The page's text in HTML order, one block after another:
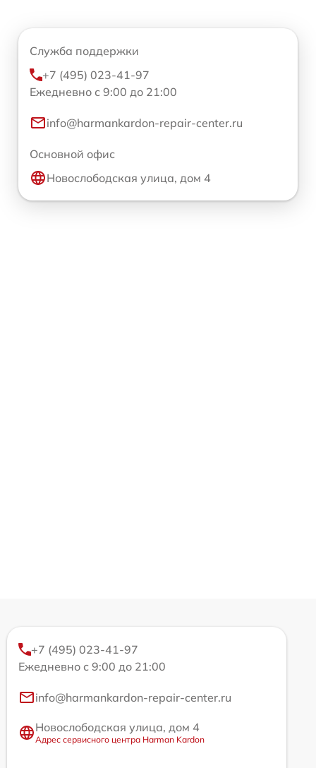
Служба поддержки
+7 (495) 023-41-97
Ежедневно с 9:00 до 21:00
info@harmankardon-repair-center.ru
Основной офис
Новослободская улица, дом 4
+7 (495) 023-41-97
Ежедневно с 9:00 до 21:00
info@harmankardon-repair-center.ru
Новослободская улица, дом 4
Адрес сервисного центра Harman Kardon